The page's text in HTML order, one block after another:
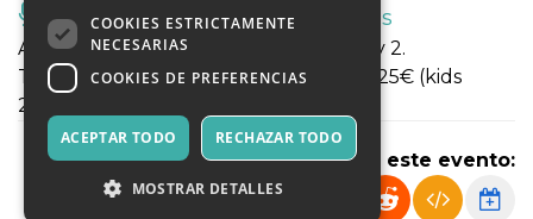
Música, Eventos en Vivo, Clubes
Audience ticket for The Vibe 2024 Day 2.
This is online offer. At the door will be 25€ (kids
20€).
Compartir este evento:
COOKIES ESTRICTAMENTE
NECESARIAS
COOKIES DE PREFERENCIAS
ACEPTAR TODO RECHAZAR TODO
MOSTRAR DETALLES